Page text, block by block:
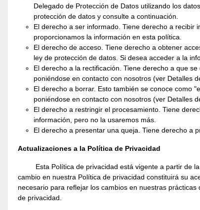
Delegado de Protección de Datos utilizando los
protección de datos y consulte a continuación.
El derecho a ser informado. Tiene derecho a
proporcionamos la información en esta política.
El derecho de acceso. Tiene derecho a obtener
ley de protección de datos. Si desea acceder a la
El derecho a la rectificación. Tiene derecho a que
poniéndose en contacto con nosotros (ver Detalles
El derecho a borrar. Esto también se conoce como
poniéndose en contacto con nosotros (ver Detalles
El derecho a restringir el procesamiento. Tiene
información, pero no la usaremos más.
El derecho a presentar una queja. Tiene derecho a
Actualizaciones a la Política de Privacidad
Esta Política de privacidad está vigente a partir de
cambio en nuestra Política de privacidad constituirá su
necesario para reflejar los cambios en nuestras
de privacidad.